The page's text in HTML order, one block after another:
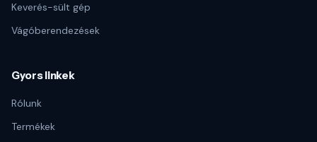
Keverés-sült gép
Vágóberendezések
Gyors linkek
Rólunk
Termékek